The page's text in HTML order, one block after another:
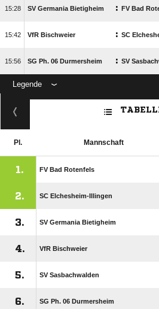
 SV Germania Bietigheim : FV Bad
 VfR Bischweier : SC
 SG Ph. 06 Durmersheim : SV
Legende
ANZEIGE
Pl. Mannschaft
1. FV Bad Rotenfels
2. SC Elchesheim-Illingen
3. SV Germania Bietigheim
4. VfR Bischweier
5. SV Sasbachwalden
6. SG Ph. 06 Durmersheim